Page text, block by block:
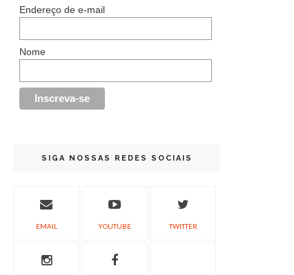
Endereço de e-mail
Nome
SIGA NOSSAS REDES SOCIAIS
EMAIL YOUTUBE TWITTER